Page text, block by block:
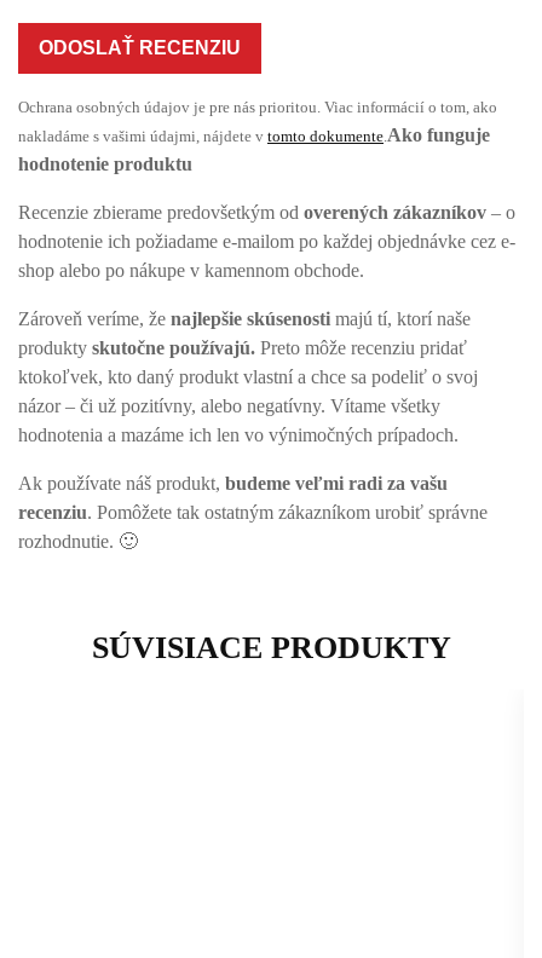
ODOSLAŤ RECENZIU
Ochrana osobných údajov je pre nás prioritou. Viac informácií o tom, ako
nakladáme s vašimi údajmi, nájdete v tomto dokumente.Ako funguje
hodnotenie produktu
Recenzie zbierame predovšetkým od overených zákazníkov – o
hodnotenie ich požiadame e-mailom po každej objednávke cez e-
shop alebo po nákupe v kamennom obchode.
Zároveň veríme, že najlepšie skúsenosti majú tí, ktorí naše
produkty skutočne používajú. Preto môže recenziu pridať
ktokoľvek, kto daný produkt vlastní a chce sa podeliť o svoj
názor – či už pozitívny, alebo negatívny. Vítame všetky
hodnotenia a mazáme ich len vo výnimočných prípadoch.
Ak používate náš produkt, budeme veľmi radi za vašu
recenziu. Pomôžete tak ostatným zákazníkom urobiť správne
rozhodnutie. 🙂
SÚVISIACE PRODUKTY